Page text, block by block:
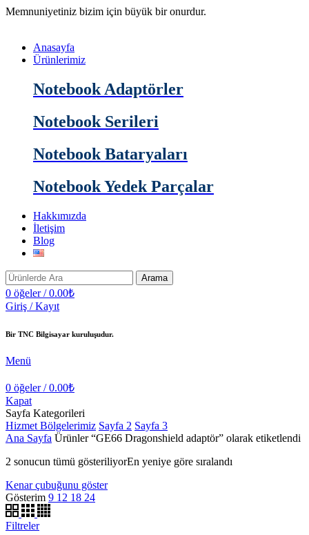
Memnuniyetiniz bizim için büyük bir onurdur.
Anasayfa
Ürünlerimiz
Notebook Adaptörler
Notebook Serileri
Notebook Bataryaları
Notebook Yedek Parçalar
Hakkımızda
İletişim
Blog
Arama
0 öğeler / 0.00₺
Giriş / Kayıt
Bir TNC Bilgisayar kuruluşudur.
Menü
0 öğeler / 0.00₺
Kapat
Sayfa Kategorileri
Hizmet Bölgelerimiz Sayfa 2 Sayfa 3
Ana Sayfa Ürünler “GE66 Dragonshield adaptör” olarak etiketlendi
2 sonucun tümü gösteriliyorEn yeniye göre sıralandı
Kenar çubuğunu göster
Gösterim 9 12 18 24
Filtreler